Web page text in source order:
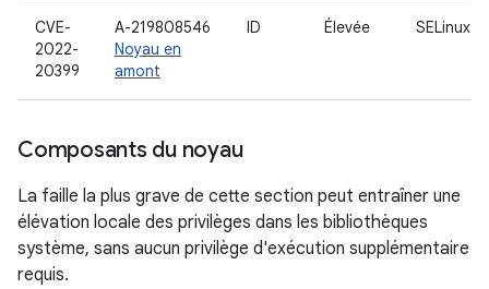
CVE-
2022-
20399
A-219808546
Noyau en
amont
ID Élevée SELinux
Composants du noyau
La faille la plus grave de cette section peut entraîner une
élévation locale des privilèges dans les bibliothèques
système, sans aucun privilège d'exécution supplémentaire
requis.